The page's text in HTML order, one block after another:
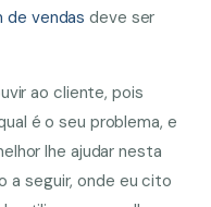
de vendas deve ser
ao cliente, pois
é o seu problema, e
lhe ajudar nesta
a seguir, onde eu cito